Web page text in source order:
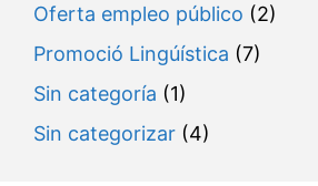
Oferta empleo público (2)
Promoció Lingúística (7)
Sin categoría (1)
Sin categorizar (4)